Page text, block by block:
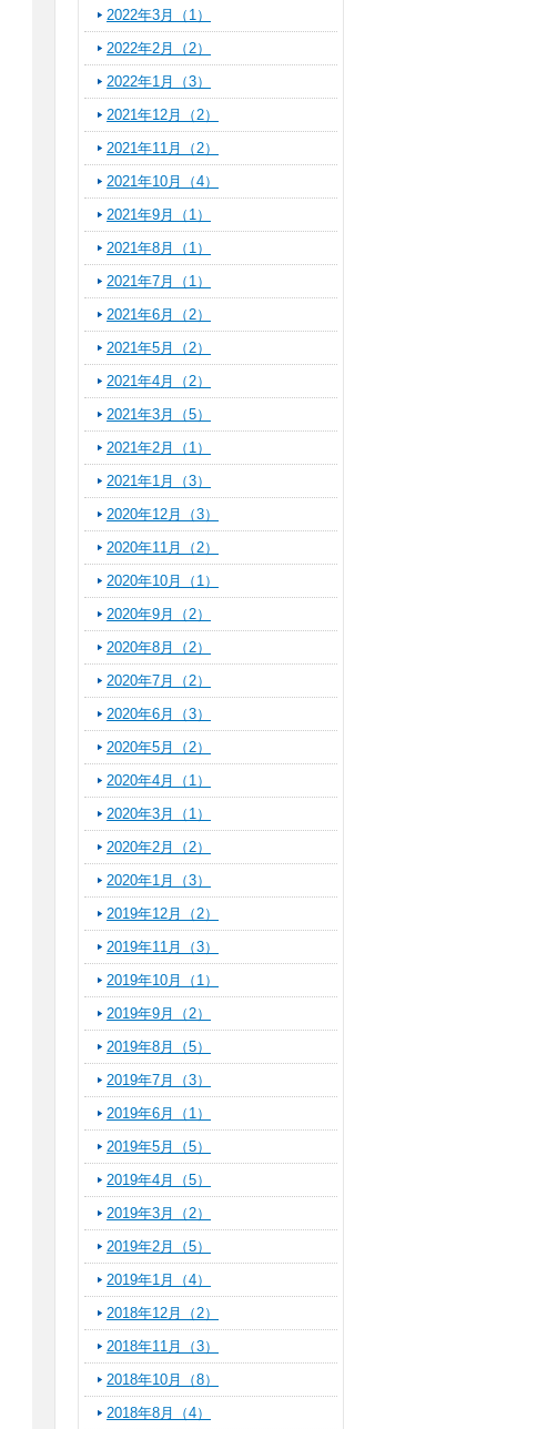
2022年3月（1）
2022年2月（2）
2022年1月（3）
2021年12月（2）
2021年11月（2）
2021年10月（4）
2021年9月（1）
2021年8月（1）
2021年7月（1）
2021年6月（2）
2021年5月（2）
2021年4月（2）
2021年3月（5）
2021年2月（1）
2021年1月（3）
2020年12月（3）
2020年11月（2）
2020年10月（1）
2020年9月（2）
2020年8月（2）
2020年7月（2）
2020年6月（3）
2020年5月（2）
2020年4月（1）
2020年3月（1）
2020年2月（2）
2020年1月（3）
2019年12月（2）
2019年11月（3）
2019年10月（1）
2019年9月（2）
2019年8月（5）
2019年7月（3）
2019年6月（1）
2019年5月（5）
2019年4月（5）
2019年3月（2）
2019年2月（5）
2019年1月（4）
2018年12月（2）
2018年11月（3）
2018年10月（8）
2018年8月（4）